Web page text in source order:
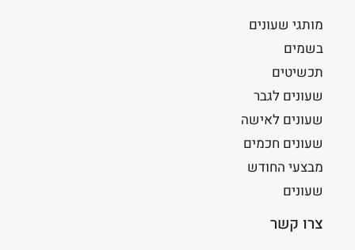
מותגי שעונים
בשמים
תכשיטים
שעונים לגבר
שעונים לאישה
שעונים חכמים
מבצעי החודש
שעונים
צרו קשר